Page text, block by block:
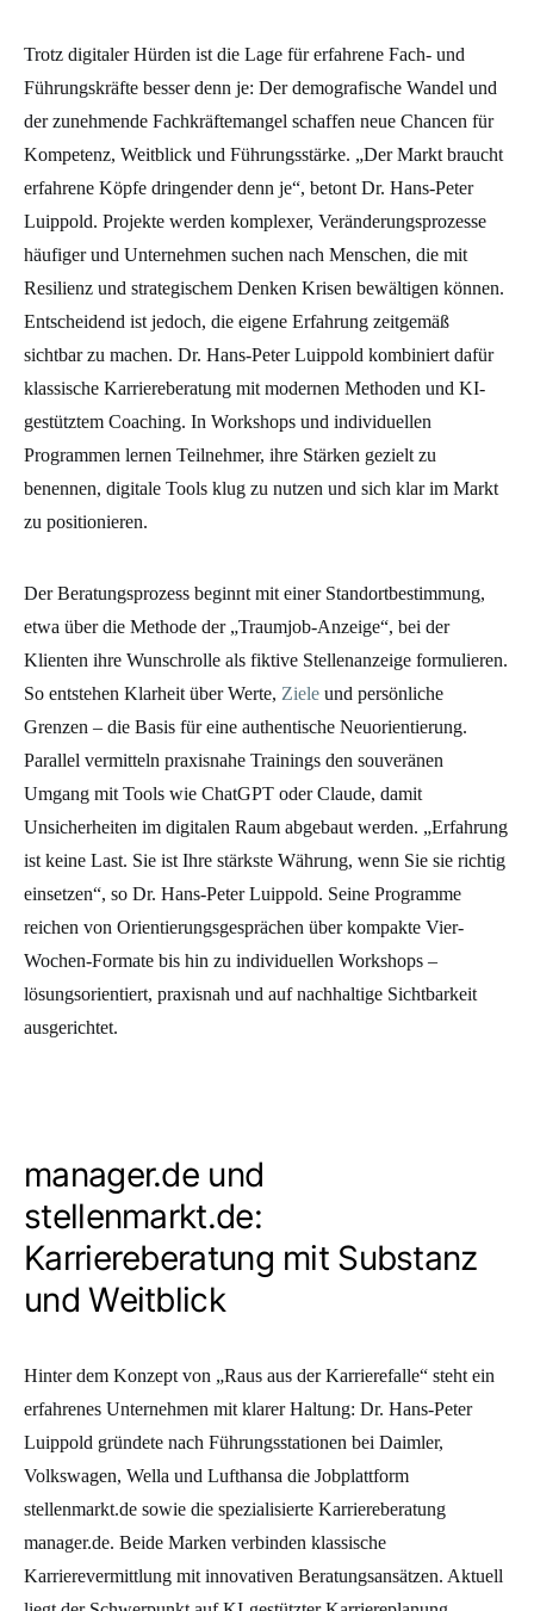
Trotz digitaler Hürden ist die Lage für erfahrene Fach- und
Führungskräfte besser denn je: Der demografische Wandel und
der zunehmende Fachkräftemangel schaffen neue Chancen für
Kompetenz, Weitblick und Führungsstärke. „Der Markt braucht
erfahrene Köpfe dringender denn je“, betont Dr. Hans-Peter
Luippold. Projekte werden komplexer, Veränderungsprozesse
häufiger und Unternehmen suchen nach Menschen, die mit
Resilienz und strategischem Denken Krisen bewältigen können.
Entscheidend ist jedoch, die eigene Erfahrung zeitgemäß
sichtbar zu machen. Dr. Hans-Peter Luippold kombiniert dafür
klassische Karriereberatung mit modernen Methoden und KI-
gestütztem Coaching. In Workshops und individuellen
Programmen lernen Teilnehmer, ihre Stärken gezielt zu
benennen, digitale Tools klug zu nutzen und sich klar im Markt
zu positionieren.
Der Beratungsprozess beginnt mit einer Standortbestimmung,
etwa über die Methode der „Traumjob-Anzeige“, bei der
Klienten ihre Wunschrolle als fiktive Stellenanzeige formulieren.
So entstehen Klarheit über Werte, Ziele und persönliche
Grenzen – die Basis für eine authentische Neuorientierung.
Parallel vermitteln praxisnahe Trainings den souveränen
Umgang mit Tools wie ChatGPT oder Claude, damit
Unsicherheiten im digitalen Raum abgebaut werden. „Erfahrung
ist keine Last. Sie ist Ihre stärkste Währung, wenn Sie sie richtig
einsetzen“, so Dr. Hans-Peter Luippold. Seine Programme
reichen von Orientierungsgesprächen über kompakte Vier-
Wochen-Formate bis hin zu individuellen Workshops –
lösungsorientiert, praxisnah und auf nachhaltige Sichtbarkeit
ausgerichtet.
manager.de und
stellenmarkt.de:
Karriereberatung mit Substanz
und Weitblick
Hinter dem Konzept von „Raus aus der Karrierefalle“ steht ein
erfahrenes Unternehmen mit klarer Haltung: Dr. Hans-Peter
Luippold gründete nach Führungsstationen bei Daimler,
Volkswagen, Wella und Lufthansa die Jobplattform
stellenmarkt.de sowie die spezialisierte Karriereberatung
manager.de. Beide Marken verbinden klassische
Karrierevermittlung mit innovativen Beratungsansätzen. Aktuell